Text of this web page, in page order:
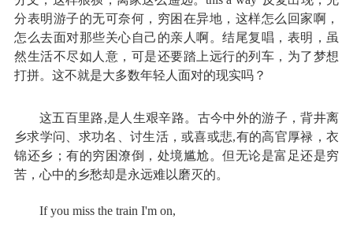
分表明游子的无可奈何，穷困在异地，这样怎么回家啊，
怎么去面对那些关心自己的亲人啊。结尾复唱，表明，虽
然生活不尽如人意，可是还要踏上远行的列车，为了梦想
打拼。这不就是大多数年轻人面对的现实吗？
这五百里路,是人生艰辛路。古今中外的游子，背井离
乡求学问、求功名、讨生活，或喜或悲,有的高官厚禄，衣
锦还乡；有的穷困潦倒，处境尴尬。但无论是富足还是穷
苦，心中的乡愁却是永远难以磨灭的。
If you miss the train I'm on,